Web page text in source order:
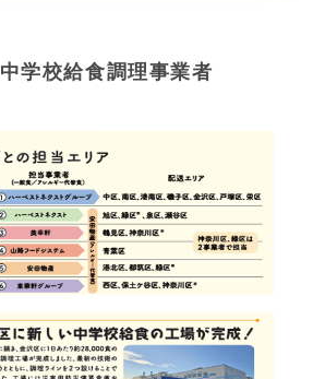
中学校給食調理事業者